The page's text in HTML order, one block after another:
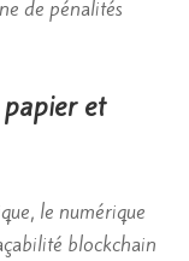
de pénalités
et
le numérique
blockchain